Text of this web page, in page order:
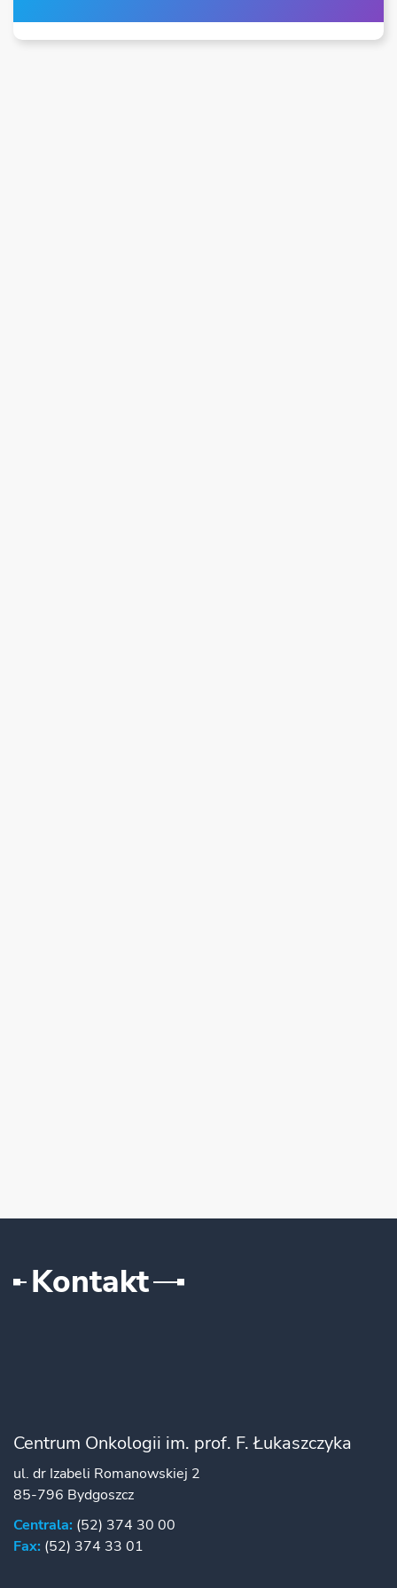
Kontakt
Centrum Onkologii im. prof. F. Łukaszczyka
ul. dr Izabeli Romanowskiej 2
85-796 Bydgoszcz
Centrala: (52) 374 30 00
Fax: (52) 374 33 01